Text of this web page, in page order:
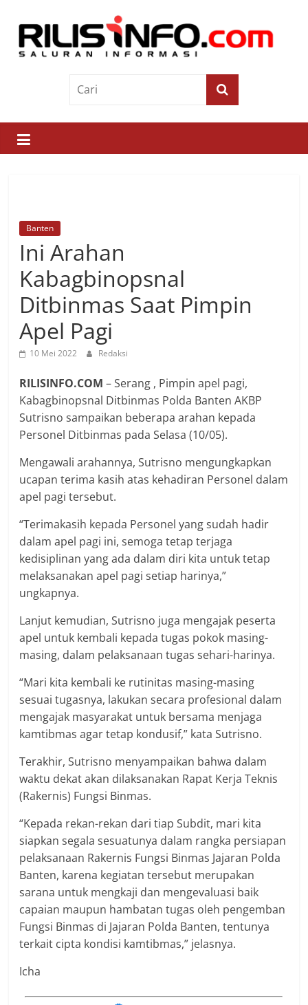
contentRilis
Saluran
Informasi
Banten
Ini Arahan
Kabagbinopsnal
Ditbinmas Saat Pimpin
Apel Pagi
10 Mei 2022 Redaksi
RILISINFO.COM – Serang , Pimpin apel pagi,
Kabagbinopsnal Ditbinmas Polda Banten AKBP
Sutrisno sampaikan beberapa arahan kepada
Personel Ditbinmas pada Selasa (10/05).
Mengawali arahannya, Sutrisno mengungkapkan
ucapan terima kasih atas kehadiran Personel dalam
apel pagi tersebut.
“Terimakasih kepada Personel yang sudah hadir
dalam apel pagi ini, semoga tetap terjaga
kedisiplinan yang ada dalam diri kita untuk tetap
melaksanakan apel pagi setiap harinya,”
ungkapnya.
Lanjut kemudian, Sutrisno juga mengajak peserta
apel untuk kembali kepada tugas pokok masing-
masing, dalam pelaksanaan tugas sehari-harinya.
“Mari kita kembali ke rutinitas masing-masing
sesuai tugasnya, lakukan secara profesional dalam
mengajak masyarakat untuk bersama menjaga
kamtibmas agar tetap kondusif,” kata Sutrisno.
Terakhir, Sutrisno menyampaikan bahwa dalam
waktu dekat akan dilaksanakan Rapat Kerja Teknis
(Rakernis) Fungsi Binmas.
“Kepada rekan-rekan dari tiap Subdit, mari kita
siapkan segala sesuatunya dalam rangka persiapan
pelaksanaan Rakernis Fungsi Binmas Jajaran Polda
Banten, karena kegiatan tersebut merupakan
sarana untuk mengkaji dan mengevaluasi baik
capaian maupun hambatan tugas oleh pengemban
Fungsi Binmas di Jajaran Polda Banten, tentunya
terkait cipta kondisi kamtibmas,” jelasnya.
Icha